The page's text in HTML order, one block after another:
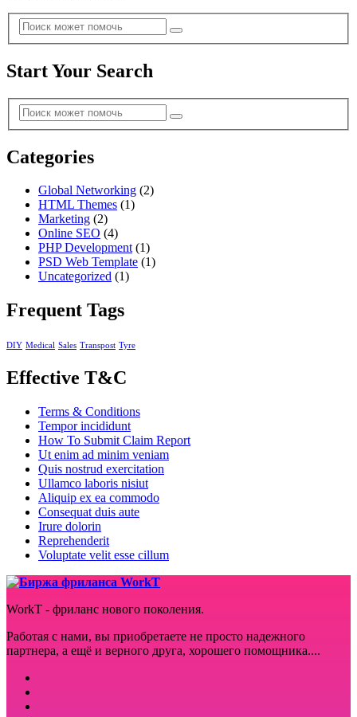
Start Your Search
Categories
Global Networking (2)
HTML Themes (1)
Marketing (2)
Online SEO (4)
PHP Development(1)
PSD Web Template (1)
Uncategorized (1)
Frequent Tags
DIY Medical Sales Transpost Tyre
Effective T&C
Terms & Conditions
Tempor incididunt
How To Submit Claim Report
Ut enim ad minim veniam
Quis nostrud exercitation
Ullamco laboris nisiut
Aliquip ex ea commodo
Consequat duis aute
Irure dolorin
Reprehenderit
Voluptate velit esse cillum
WorkT - фриланс нового поколения.
Работая с нами, вы приобретаете не просто надежного
партнера, а ещё и верного друга, хорошего помощника....